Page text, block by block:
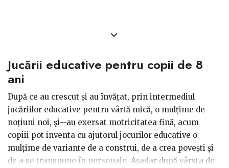
Jucării educative pentru copii de 8
ani
După ce au crescut și au învățat, prin intermediul
jucăriilor educative pentru vârtă mică, o mulțime de
noțiuni noi, și--au exersat motricitatea fină, acum
copiii pot inventa cu ajutorul jocurilor educative o
mulțime de variante de a construi, de a crea povești și
de a se transpune în personaje. Așadar după vârsta de